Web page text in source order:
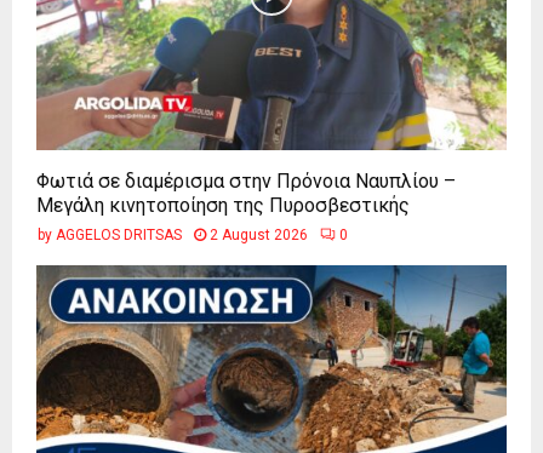
Φωτιά σε διαμέρισμα στην Πρόνοια Ναυπλίου –
Μεγάλη κινητοποίηση της Πυροσβεστικής
by AGGELOS DRITSAS 2 August 2026 0